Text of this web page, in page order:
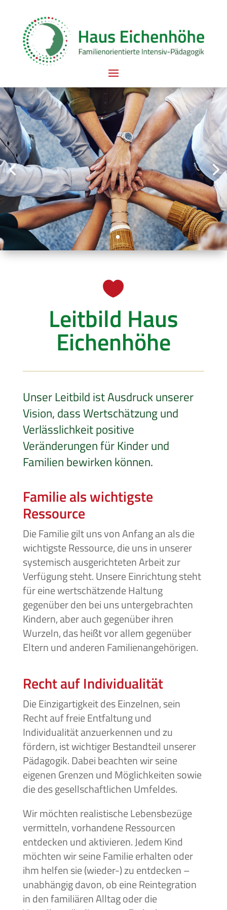

Leitbild Haus
Eichenhöhe
Unser Leitbild ist Ausdruck unserer
Vision, dass Wertschätzung und
Verlässlichkeit positive
Veränderungen für Kinder und
Familien bewirken können.
Familie als wichtigste
Ressource
Die Familie gilt uns von Anfang an als die
wichtigste Ressource, die uns in unserer
systemisch ausgerichteten Arbeit zur
Verfügung steht. Unsere Einrichtung steht
für eine wertschätzende Haltung
gegenüber den bei uns untergebrachten
Kindern, aber auch gegenüber ihren
Wurzeln, das heißt vor allem gegenüber
Eltern und anderen Familienangehörigen.
Recht auf Individualität
Die Einzigartigkeit des Einzelnen, sein
Recht auf freie Entfaltung und
Individualitätanzuerkennen und zu
fördern, ist wichtiger Bestandteil unserer
Pädagogik. Dabei beachten wirseine
eigenen Grenzen und Möglichkeiten sowie
die des gesellschaftlichen Umfeldes.
Wir möchten realistische Lebensbezüge
vermitteln, vorhandene Ressourcen
entdecken und aktivieren. Jedem Kind
möchten wir seine Familie erhalten oder
ihmhelfen sie (wieder-) zu entdecken –
unabhängig davon, ob eine Reintegration
in den familiären Alltag oder die